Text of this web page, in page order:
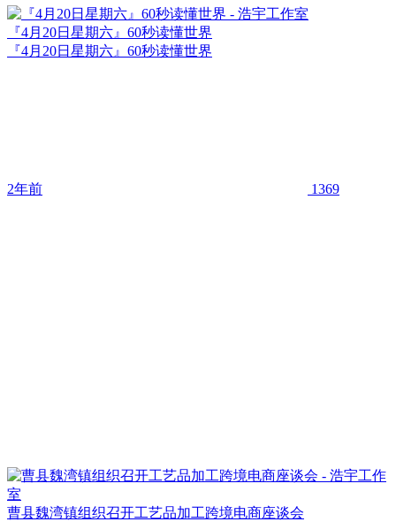
『4月20日星期六』60秒读懂世界
『4月20日星期六』60秒读懂世界
2年前 1369
曹县魏湾镇组织召开工艺品加工跨境电商座谈会